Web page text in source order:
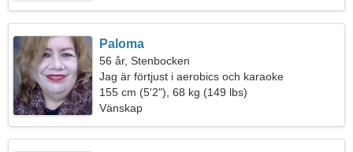
Paloma
56 år, Stenbocken
Jag är förtjust i aerobics och karaoke
155 cm (5'2"), 68 kg (149 lbs)
Vänskap